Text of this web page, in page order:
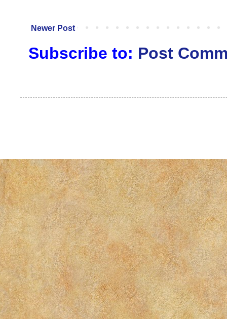
Newer Post
Subscribe to: Post